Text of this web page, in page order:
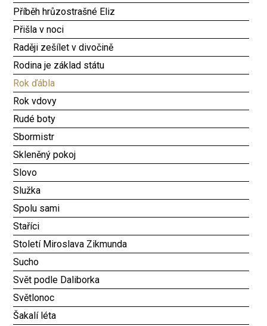
Příběh hrůzostrašné Eliz
Přišla v noci
Raději zešílet v divočině
Rodina je základ státu
Rok ďábla
Rok vdovy
Rudé boty
Sbormistr
Skleněný pokoj
Slovo
Služka
Spolu sami
Staříci
Století Miroslava Zikmunda
Sucho
Svět podle Daliborka
Světlonoc
Šakalí léta